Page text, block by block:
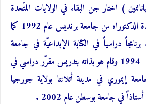
) اختار جن البقاء في الولايات المتّحدة
وحصل هناك على شهادة الدكتوراه من جامعة برانديس عام 1992 كما
دراسياً في الكتابة الإبداعيّة في جامعة
بوسطن للفترة 1991 – 1994 وقام هو بذاته بتدريس مقرّر دراسي في
إيموري في مدينة أتلانتا بولاية جورجيا
في جامعة بوسطن عام 2002 .